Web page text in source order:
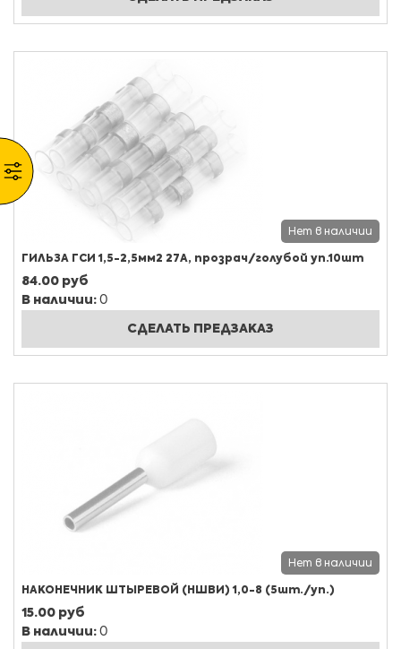
Нет в наличии
ГИЛЬЗА ГСИ 1,5-2,5мм2 27A, прозрач/голубой уп.10шт
84.00 руб
В наличии: 0
СДЕЛАТЬ ПРЕДЗАКАЗ
Нет в наличии
НАКОНЕЧНИК ШТЫРЕВОЙ (НШВИ) 1,0-8 (5шт./уп.)
15.00 руб
В наличии: 0